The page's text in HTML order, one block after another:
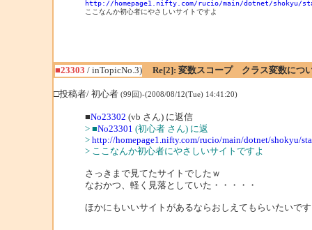
http://homepage1.nifty.com/rucio/main/dotnet/shokyu/
ここなんか初心者にやさしいサイトですよ
■23303 / inTopicNo.3)
Re[2]: 変数スコープ クラス変数につ
□投稿者/ 初心者 (99回)-(2008/08/12(Tue) 14:41:20)
■No23302 (vb さん) に返信
> ■No23301 (初心者 さん) に返
> http://homepage1.nifty.com/rucio/main/dotnet/shokyu/
> ここなんか初心者にやさしいサイトですよ
さっきまで見てたサイトでしたｗ
なおかつ、軽く見落としていた・・・・・
ほかにもいいサイトがあるならおしえてもらいたいです